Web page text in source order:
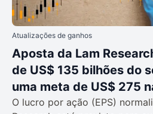
Atualizações de ganhos
Aposta da Lam
de US$ 135 bilhões do
uma meta de US$ 275
O lucro por ação (EPS)